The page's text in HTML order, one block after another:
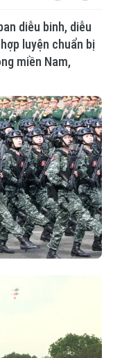
diễu binh, diễu
luyện chuẩn bị
miền Nam,